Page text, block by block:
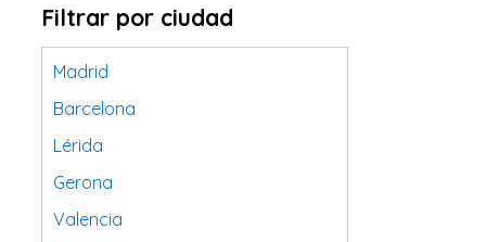
Filtrar por ciudad
Madrid
Barcelona
Lérida
Gerona
Valencia